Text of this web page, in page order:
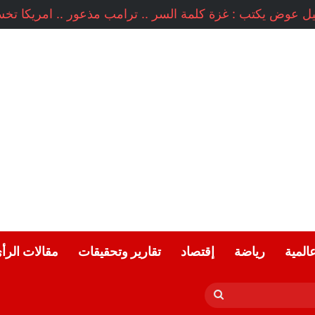
رياضة إقتصاد تقارير وتحقيقات مقالات
بحث